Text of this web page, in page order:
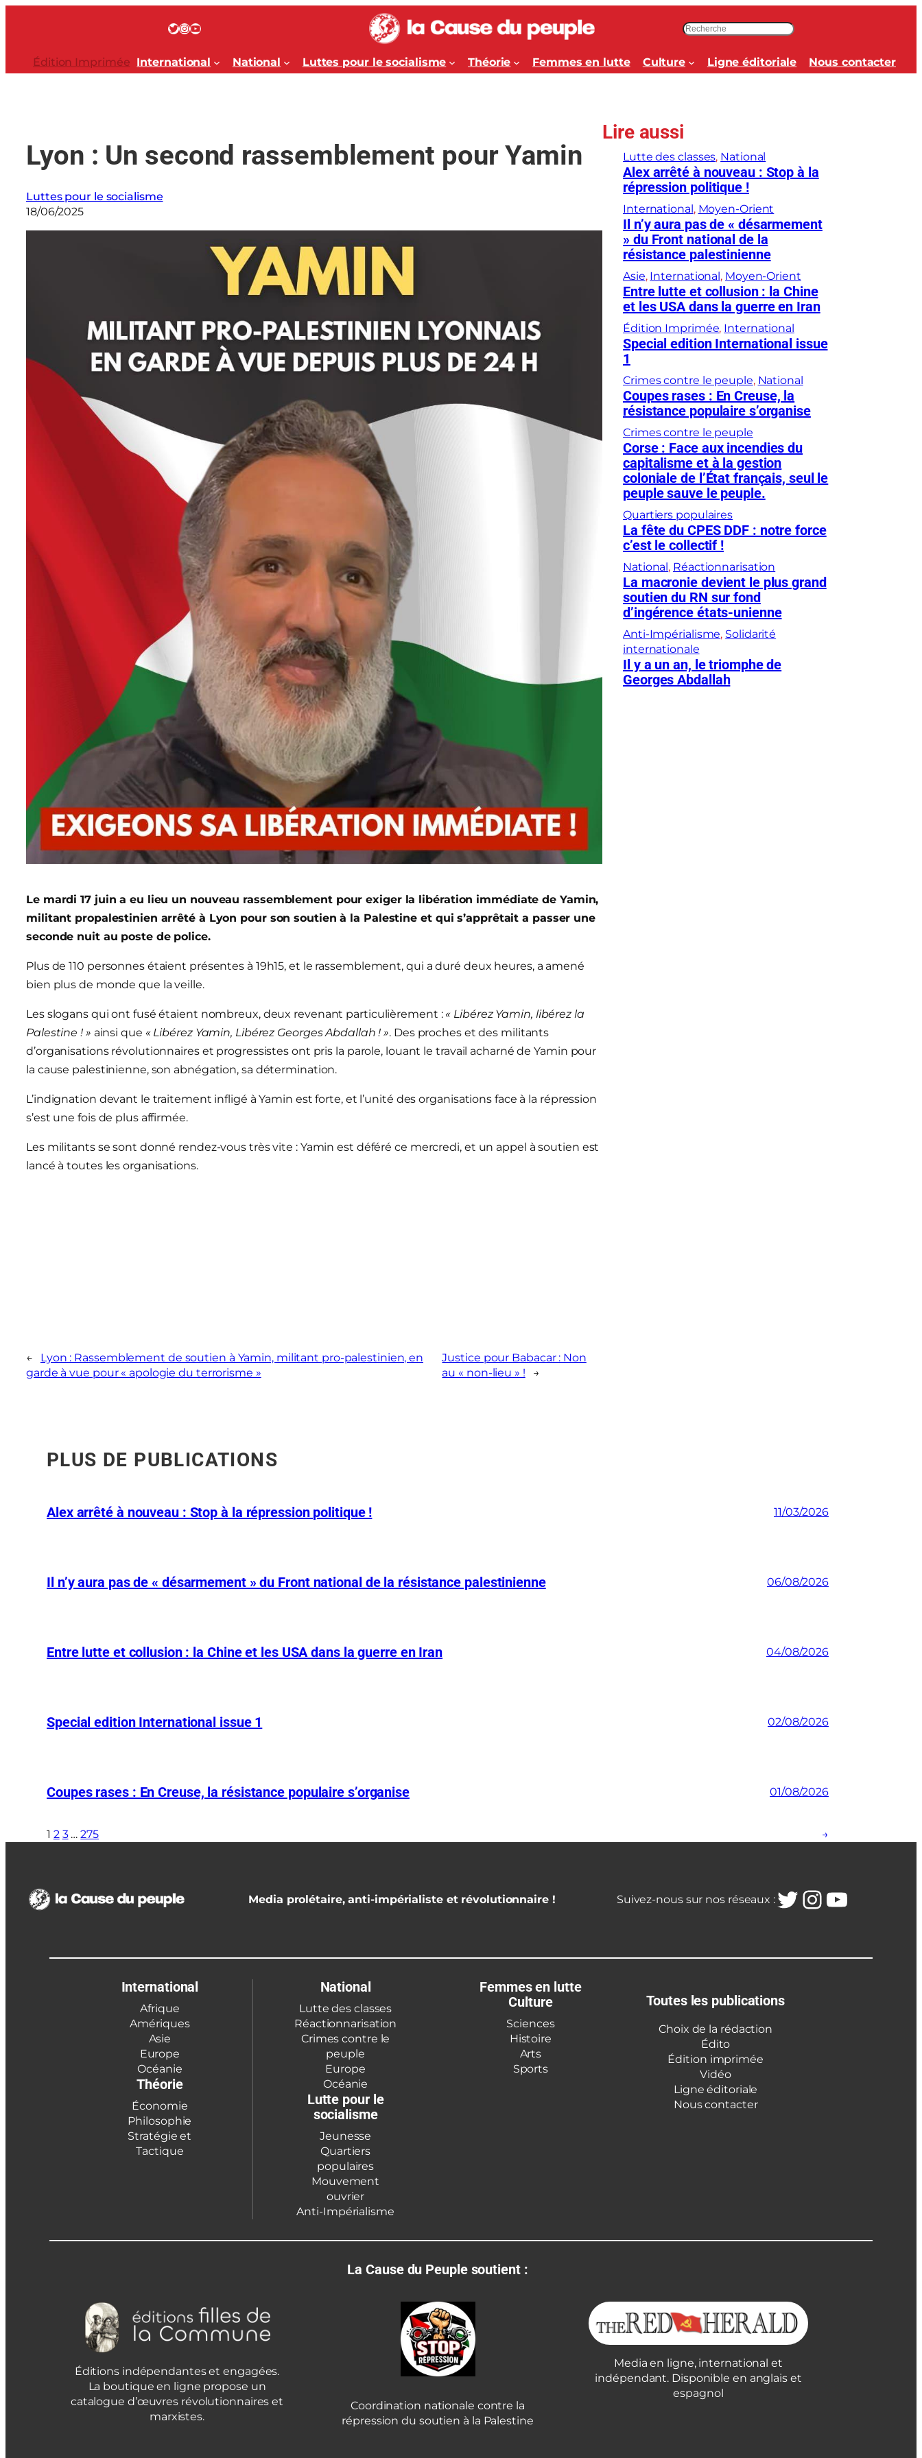
Twitter InstagramYouTube
c
h
h
r
Édition Imprimée International National Luttes pour le socialisme Théorie Femmes en lutte Culture Ligne éditoriale Nous contacter
Lyon : Un second rassemblement pour Yamin
Luttes pour le socialisme
18/06/2025
Le mardi 17 juin a eu lieu un nouveau rassemblement pour exiger la libération immédiate de Yamin,
militant propalestinien arrêté à Lyon pour son soutien à la Palestine et qui s’apprêtait a passer une
seconde nuit au poste de police.
Plus de 110 personnes étaient présentes à 19h15, et le rassemblement, qui a duré deux heures, a amené
bien plus de monde que la veille.
Les slogans qui ont fusé étaient nombreux, deux revenant particulièrement : « Libérez Yamin, libérez la
Palestine ! » ainsi que « Libérez Yamin, Libérez Georges Abdallah ! ». Des proches et des militants
d’organisations révolutionnaires et progressistes ont pris la parole, louant le travail acharné de Yamin pour
la cause palestinienne, son abnégation, sa détermination.
L’indignation devant le traitement infligé à Yamin est forte, et l’unité des organisations face à la répression
s’est une fois de plus affirmée.
Les militants se sont donné rendez-vous très vite : Yamin est déféré ce mercredi, et un appel à soutien est
lancé à toutes les organisations.
←
Lyon : Rassemblement de soutien à Yamin, militant pro-palestinien, en
garde à vue pour « apologie du terrorisme »
Justice pour Babacar : Non
au « non-lieu » !
→
Lire aussi
Lutte des classes, National
Alex arrêté à nouveau : Stop à la
répression politique !
International, Moyen-Orient
Il n’y aura pas de « désarmement
» du Front national de la
résistance palestinienne
Asie, International, Moyen-Orient
Entre lutte et collusion : la Chine
et les USA dans la guerre en Iran
Édition Imprimée, International
Special edition International issue
1
Crimes contre le peuple, National
Coupes rases : En Creuse, la
résistance populaire s’organise
Crimes contre le peuple
Corse : Face aux incendies du
capitalisme et à la gestion
coloniale de l’État français, seul le
peuple sauve le peuple.
Quartiers populaires
La fête du CPES DDF : notre force
c’est le collectif !
National, Réactionnarisation
La macronie devient le plus grand
soutien du RN sur fond
d’ingérence états-unienne
Anti-Impérialisme, Solidarité
internationale
Il y a un an, le triomphe de
Georges Abdallah
PLUS DE PUBLICATIONS
Alex arrêté à nouveau : Stop à la répression politique ! 11/03/2026
Il n’y aura pas de « désarmement » du Front national de la résistance palestinienne 06/08/2026
Entre lutte et collusion : la Chine et les USA dans la guerre en Iran 04/08/2026
Special edition International issue 1 02/08/2026
Coupes rases : En Creuse, la résistance populaire s’organise 01/08/2026
1 2 3 … 275 →
Media prolétaire, anti-impérialiste et révolutionnaire ! Suivez-nous sur nos réseaux :Twitter
International
Afrique
Amériques
Asie
Europe
Océanie
Théorie
Économie
Philosophie
Stratégie et
Tactique
National
Lutte des classes
Réactionnarisation
Crimes contre le
peuple
Europe
Océanie
Lutte pour le
socialisme
Jeunesse
Quartiers
populaires
Mouvement
ouvrier
Anti-Impérialisme
Femmes en lutte
Culture
Sciences
Histoire
Arts
Sports
Toutes les publications
Choix de la rédaction
Édito
Édition imprimée
Vidéo
Ligne éditoriale
Nous contacter
La Cause du Peuple soutient :
Éditions indépendantes et engagées.
La boutique en ligne propose un
catalogue d’œuvres révolutionnaires et
marxistes.
Coordination nationale contre la
répression du soutien à la Palestine
Media en ligne, international et
indépendant. Disponible en anglais et
espagnol